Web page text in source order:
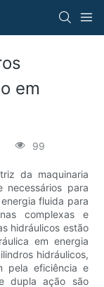
em
99
da maquinaria
para
fluida para
complexas e
hidráulicos estão
em energia
hidráulicos,
pela eficiência e
dupla ação são